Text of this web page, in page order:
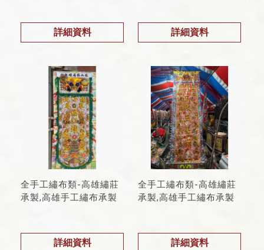
詳細資料 詳細資料
全手工繡布類-高雄繡莊
承製,高雄手工繡布承製
詳細資料
全手工繡布類-高雄繡莊
承製,高雄手工繡布承製
詳細資料